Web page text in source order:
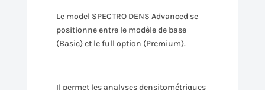
Le model SPECTRO DENS Advanced se
positionne entre le modèle de base
(Basic) et le full option (Premium).
Il permet les analyses densitométriques